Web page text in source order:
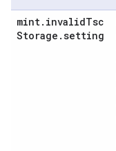
mint. invalidTsc
Storage .setting